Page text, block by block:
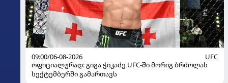
09:00/06-08-2026
UFC
ოფიციალურად: გიგა ჭიკაძე UFC-ში მორიგ ბრძოლას
სექტემბერში გამართავს